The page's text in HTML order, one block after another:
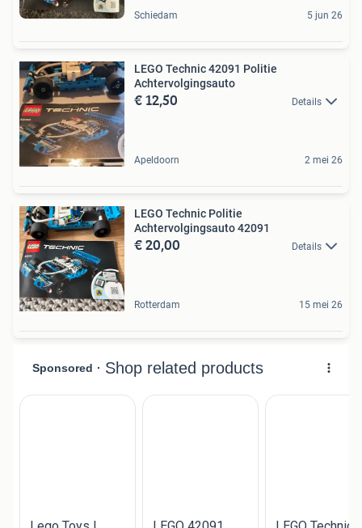
Schiedam 5 jun 26
LEGO Technic 42091 Politie
Achtervolgingsauto
€ 12,50 Details
Apeldoorn 2 mei 26
LEGO Technic Politie
Achtervolgingsauto 42091
€ 20,00 Details
Rotterdam 15 mei 26